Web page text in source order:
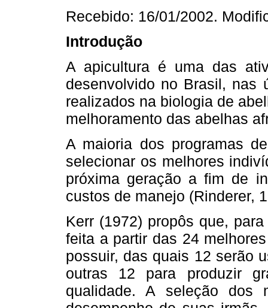
Recebido: 16/01/2002.
Introdução
A apicultura é uma das
desenvolvido no Brasil, nas
realizados na biologia de
melhoramento das abelhas
A maioria dos programas
selecionar os melhores
próxima geração a fim de
custos de manejo (Rinderer,
Kerr (1972) propôs que,
feita a partir das 24
possuir, das quais 12 serão
outras 12 para produzir
qualidade. A seleção